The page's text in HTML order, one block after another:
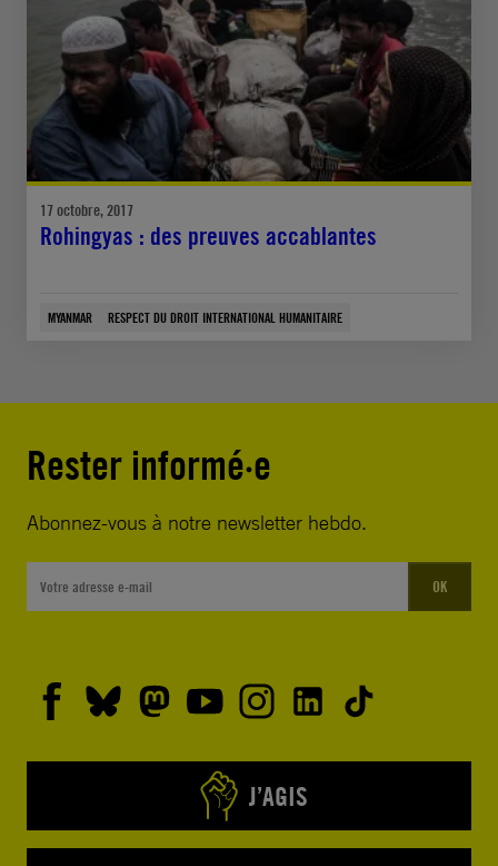
17 octobre, 2017
Rohingyas : des preuves accablantes
MYANMAR RESPECT DU DROIT INTERNATIONAL HUMANITAIRE
Rester informé·e
Abonnez-vous à notre newsletter hebdo.
OK
J’AGIS